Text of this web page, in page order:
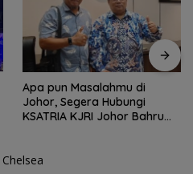
Apa pun Masalahmu di
Johor, Segera Hubungi
KSATRIA KJRI Johor Bahru